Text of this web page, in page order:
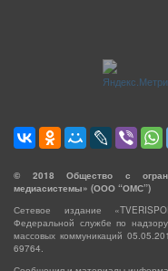
© 2018 Общество с
медиасистемы» (ООО “ОМС”)
Сетевое издание
Федеральной службе по
массовых коммуникаций
69764.